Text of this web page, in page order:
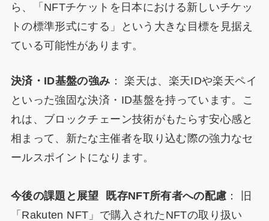
ら、「NFTチケットを日本における新しいチケッ
トの標準形式にする」という大きな目標を見据え
ている可能性があります。
決済・ID基盤の強み ： 楽天は、楽天IDや楽天ペイ
といった強固な決済・ID基盤を持っています。こ
れは、ブロックチェーン技術がもたらす安心感と
相まって、新たな主催者を取り込む際の強力なセ
ールスポイントになります。
今後の課題と展望 既存NFT所有者への配慮 ： 旧
「Rakuten NFT」で購入されたNFTの取り扱い